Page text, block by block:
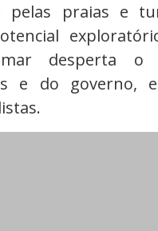
pelas praias e
desperta o
e do governo,